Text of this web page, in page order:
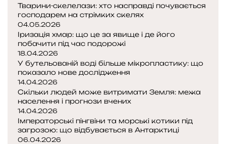
к
)
р
и
х
о
в
а
н
і
з
а
г
р
о
Тварини-скелелази: хто насправді почувається
господарем на стрімких скелях
04.05.2026
Іризація хмар: що це за явище і де його
побачити під час подорожі
18.04.2026
У бутельованій воді більше мікропластику: що
показало нове дослідження
14.04.2026
Скільки людей може витримати Земля: межа
населення і прогнози вчених
14.04.2026
Імператорські пінгвіни та морські котики під
загрозою: що відбувається в Антарктиці
06.04.2026